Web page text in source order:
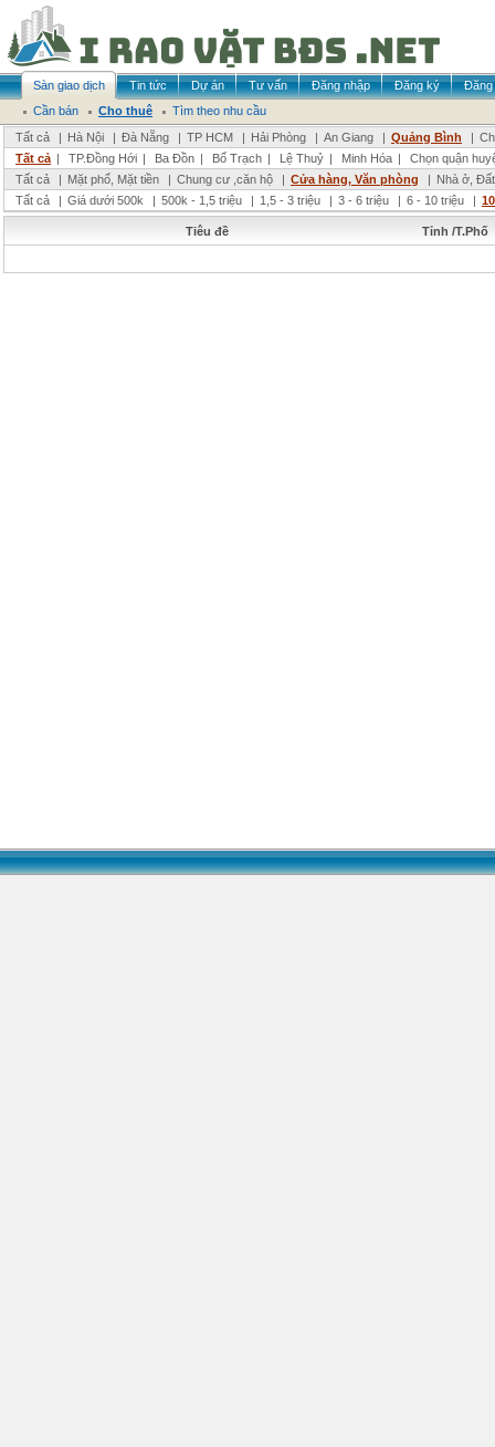
Sàn giao dịch Tin tức Dự án Tư vấn Đăng nhập Đăng ký
Đăng
Cần bán
Cho thuê
Tìm theo nhu cầu
Tất cả
| Hà Nội | Đà Nẵng | TP HCM | Hải Phòng | An Giang | Quảng Bình |
Tất cả | TP.Đồng Hới | Ba Đồn | Bố Trạch | Lệ Thuỷ | Minh Hóa |
Chọn quận
Tất cả
| Mặt phố, Mặt tiền | Chung cư ,căn hộ | Cửa hàng, Văn phòng | Nhà ở,
Tất cả
| Giá dưới 500k | 500k - 1,5 triệu | 1,5 - 3 triệu | 3 - 6 triệu | 6 - 10 triệu |
Tiêu đề Tỉnh /T.Phố